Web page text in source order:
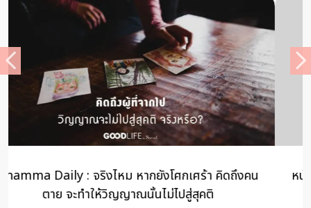
น
หนักเอา เบาสู้ สามพี่น้องหัวใจแกร่ง สู้งานหนัก หวังให้
พี่ชายได้เรียนต่อ (มีคลิป)